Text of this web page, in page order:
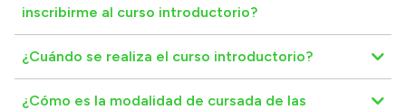
inscribirme al curso introductorio?
¿Cuándo se realiza el curso introductorio?
¿Cómo es la modalidad de cursada de las